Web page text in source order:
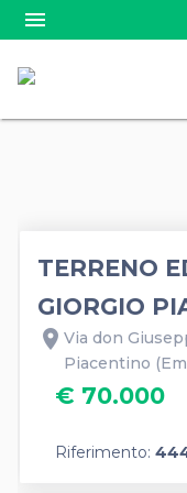
menu
TERRENO
GIORGIO
location_on Via don
Piacentino
€ 70.000
Riferimento: